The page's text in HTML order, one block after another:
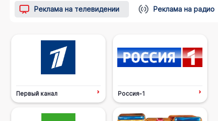
Реклама на телевидении Реклама на радио
Первый канал Россия-1